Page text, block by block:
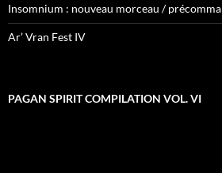
Insomnium : nouveau morceau /
Ar’ Vran Fest IV
PAGAN SPIRIT COMPILATION VOL. VI